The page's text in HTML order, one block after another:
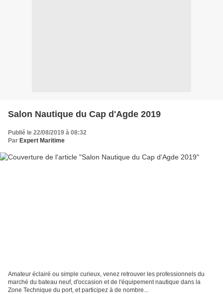
Salon Nautique du Cap d'Agde 2019
Publié le 22/08/2019 à 08:32
Par Expert Maritime
Amateur éclairé ou simple curieux, venez retrouver les professionnels du
marché du bateau neuf, d'occasion et de l'équipement nautique dans la
Zone Technique du port, et participez à de nombre...